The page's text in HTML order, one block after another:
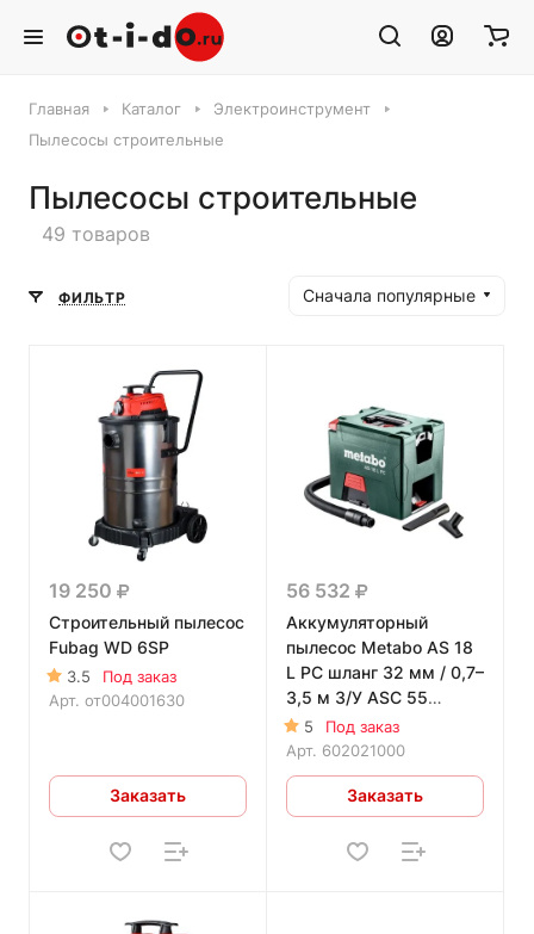
Главная Каталог
Электроинструмент
Пылесосы строительные
Пылесосы строительные
49 товаров
ФИЛЬТР Сначала популярные
19 250
Строительный пылесос
Fubag WD 6SP
3.5
Под заказ
Арт. от004001630
Заказать
56 532
Аккумуляторный
пылесос Metabo AS 18
L PC шланг 32 мм / 0,7–
3,5 м З/У ASC 55
2х5.2Ач
5
Под заказ
Арт. 602021000
Заказать